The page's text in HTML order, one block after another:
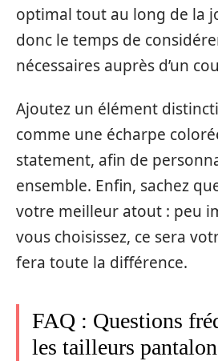
optimal tout au long de la
donc le temps de
nécessaires auprès d’un
Ajoutez un élément
comme une écharpe
statement, afin de
ensemble. Enfin, sachez
votre meilleur atout : peu
vous choisissez, ce sera
fera toute la différence.
FAQ : Questions
les tailleurs